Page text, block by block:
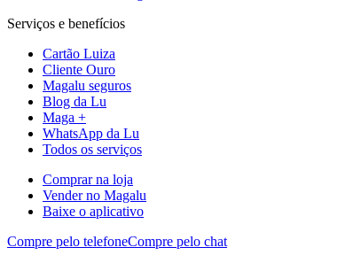
Serviços e benefícios
Cartão Luiza
Cliente Ouro
Magalu seguros
Blog da Lu
Maga +
WhatsApp da Lu
Todos os serviços
Comprar na loja
Vender no Magalu
Baixe o aplicativo
Compre pelo telefoneCompre pelo chat